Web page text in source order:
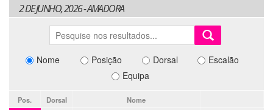
2 DE JUNHO, 2026 - AMADORA
Nome Posição Dorsal
Escalão
Equipa
Pos. Dorsal Nome